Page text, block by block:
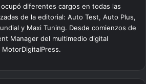
diferentes cargos en todas las
de la editorial: Auto Test, Auto Plus,
y Maxi Tuning. Desde comienzos de
Manager del multimedio digital
MotorDigitalPress.